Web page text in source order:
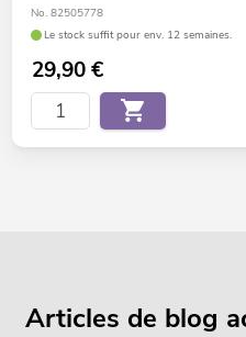
No. 82505778
Le stock suffit pour env. 12 semaines.
29,90€
Articles de blog